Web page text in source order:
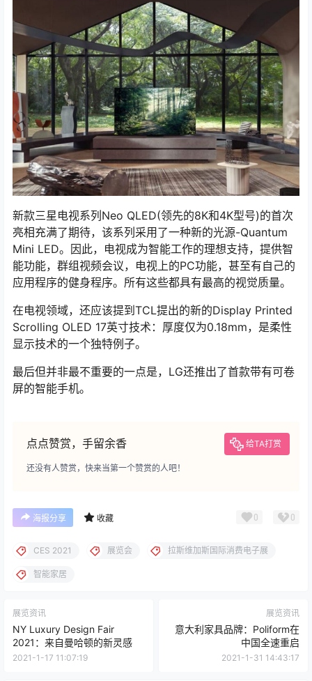
新款三星电视系列Neo QLED(领先的8K和4K型号)的首次
亮相充满了期待，该系列采用了一种新的光源-Quantum
Mini LED。因此，电视成为智能工作的理想支持，提供智
能功能，群组视频会议，电视上的PC功能，甚至有自己的
应用程序的健身程序。所有这些都具有最高的视觉质量。
在电视领域，还应该提到TCL提出的新的Display Printed
Scrolling OLED 17英寸技术：厚度仅为0.18mm，是柔性
显示技术的一个独特例子。
最后但并非最不重要的一点是，LG还推出了首款带有可卷
屏的智能手机。
点点赞赏，手留余香 给TA打赏
还没有人赞赏，快来当第一个赞赏的人吧！
海报分享 收藏 0 0
CES 2021 展览会 拉斯维加斯国际消费电子展
智能家居
展览资讯
NY Luxury Design Fair
2021：来自曼哈顿的新灵感
2021-1-17 11:07:19
展览资讯
意大利家具品牌：Poliform在
中国全速重启
2021-1-31 14:43:17